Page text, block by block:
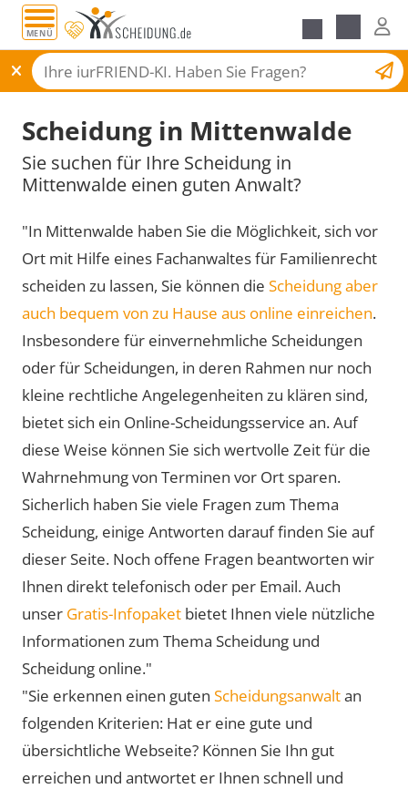
MENÜ
Scheidungsantrag
Scheidung in Mittenwalde
Sie suchen für Ihre Scheidung in
Mittenwalde einen guten Anwalt?
"In Mittenwalde haben Sie die Möglichkeit, sich vor
Ort mit Hilfe eines Fachanwaltes für Familienrecht
scheiden zu lassen, Sie können die Scheidung aber
auch bequem von zu Hause aus online einreichen.
Insbesondere für einvernehmliche Scheidungen
oder für Scheidungen, in deren Rahmen nur noch
kleine rechtliche Angelegenheiten zu klären sind,
bietet sich ein Online-Scheidungsservice an. Auf
diese Weise können Sie sich wertvolle Zeit für die
Wahrnehmung von Terminen vor Ort sparen.
Sicherlich haben Sie viele Fragen zum Thema
Scheidung, einige Antworten darauf finden Sie auf
dieser Seite. Noch offene Fragen beantworten wir
Ihnen direkt telefonisch oder per Email. Auch
unser Gratis-Infopaket bietet Ihnen viele nützliche
Informationen zum Thema Scheidung und
Scheidung online."
"Sie erkennen einen guten Scheidungsanwaltan
folgenden Kriterien: Hat er eine gute und
übersichtliche Webseite? Können Sie Ihn gut
erreichen und antwortet er Ihnen schnell und